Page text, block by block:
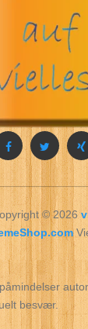
© 2026
besvær.